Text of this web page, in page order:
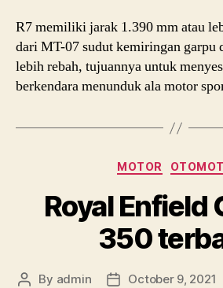
R7 memiliki jarak 1.390 mm atau
dari MT-07 sudut kemiringan garpu
lebih rebah, tujuannya untuk
berkendara menunduk ala motor
MOTOR
Royal Enfield
350
Post
By admin
PostOctober 9, 2021